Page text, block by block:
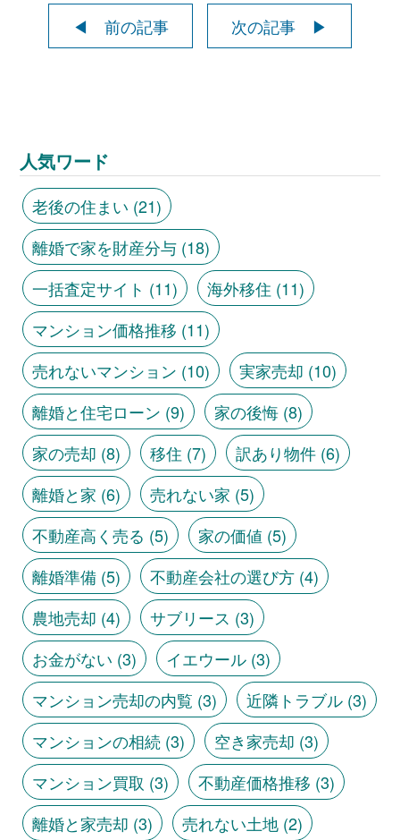
◀ 前の記事 次の記事 ▶
人気ワード
老後の住まい (21)
離婚で家を財産分与(18)
一括査定サイト (11) 海外移住 (11)
マンション価格推移 (11)
売れないマンション (10) 実家売却 (10)
離婚と住宅ローン (9) 家の後悔(8)
家の売却 (8) 移住 (7) 訳あり物件(6)
離婚と家 (6) 売れない家 (5)
不動産高く売る (5) 家の価値 (5)
離婚準備(5) 不動産会社の選び方(4)
農地売却 (4) サブリース (3)
お金がない (3) イエウール(3)
マンション売却の内覧 (3) 近隣トラブル(3)
マンションの相続(3) 空き家売却 (3)
マンション買取 (3) 不動産価格推移 (3)
離婚と家売却 (3) 売れない土地(2)